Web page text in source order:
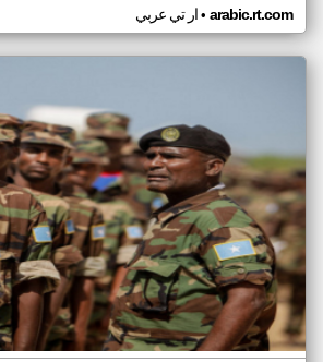
ار تي عربي• arabic.rt.com